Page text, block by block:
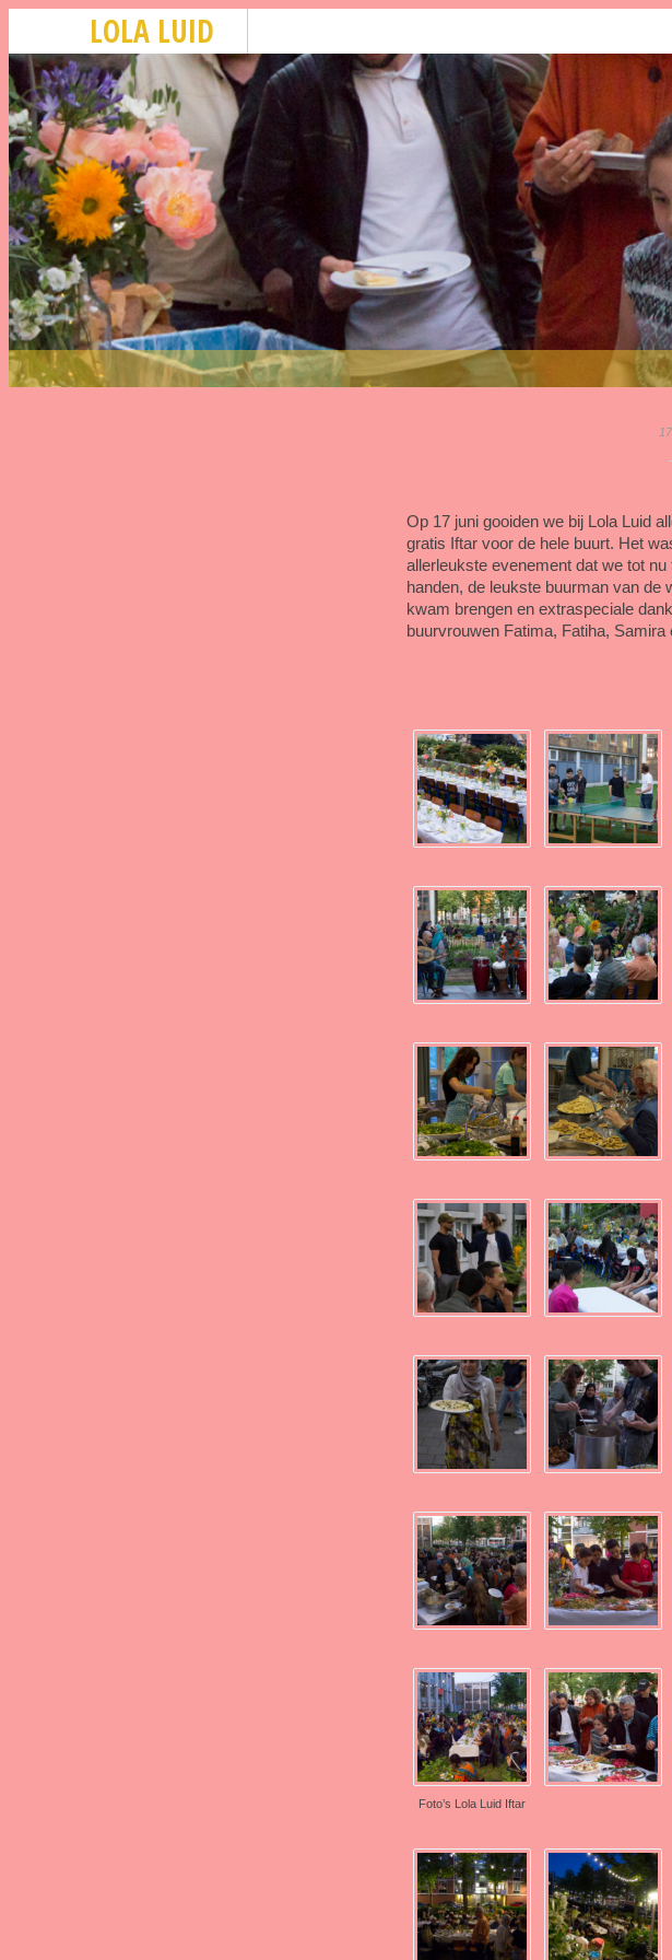
LOLA LUID
Op 17 juni gooiden we bij Lola Luid
gratis Iftar voor de hele buurt. Het
allerleukste evenement dat we tot
handen, de leukste buurman van de
kwam brengen en extraspeciale
buurvrouwen Fatima, Fatiha, Samira
Foto’s Lola Luid Iftar